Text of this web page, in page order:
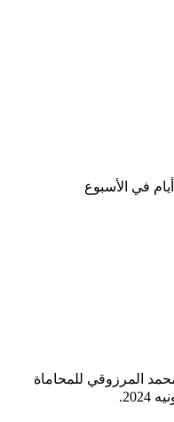
المرزوقي للمحاماة